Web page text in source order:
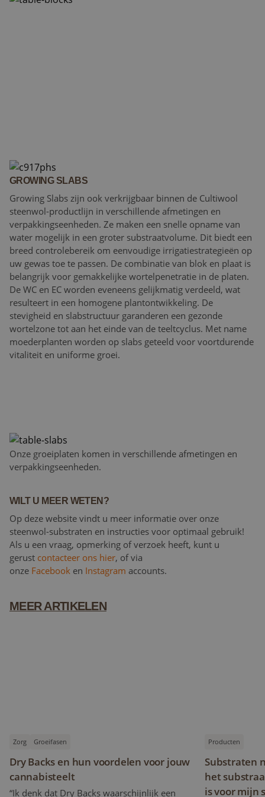
GROWING SLABS
Growing Slabs zijn ook verkrijgbaar binnen de Cultiwool
steenwol-productlijn in verschillende afmetingen en
verpakkingseenheden. Ze maken een snelle opname van
water mogelijk in een groter substraatvolume. Dit biedt een
breed controlebereik om eenvoudige irrigatiestrategieën op
uw gewas toe te passen. De combinatie van blok en plaat is
belangrijk voor gemakkelijke wortelpenetratie in de platen.
De WC en EC worden eveneens gelijkmatig verdeeld, wat
resulteert in een homogene plantontwikkeling. De
stevigheid en slabstructuur garanderen een gezonde
wortelzone tot aan het einde van de teeltcyclus. Met name
moederplanten worden op slabs geteeld voor voortdurende
vitaliteit en uniforme groei.
Onze groeiplaten komen in verschillende afmetingen en
verpakkingseenheden.
WILT U MEER WETEN?
Op deze website vindt u meer informatie over onze
steenwol-substraten en instructies voor optimaal gebruik!
Als u een vraag, opmerking of verzoek heeft, kunt u
gerust contacteer ons hier, of via
onze Facebook en Instagram accounts.
MEER ARTIKELEN
Zorg Groeifasen
Dry Backs en hun voordelen voor jouw
cannabisteelt
“Ik denk dat Dry Backs waarschijnlijk een
Producten
Substraten
het
is voor mijn